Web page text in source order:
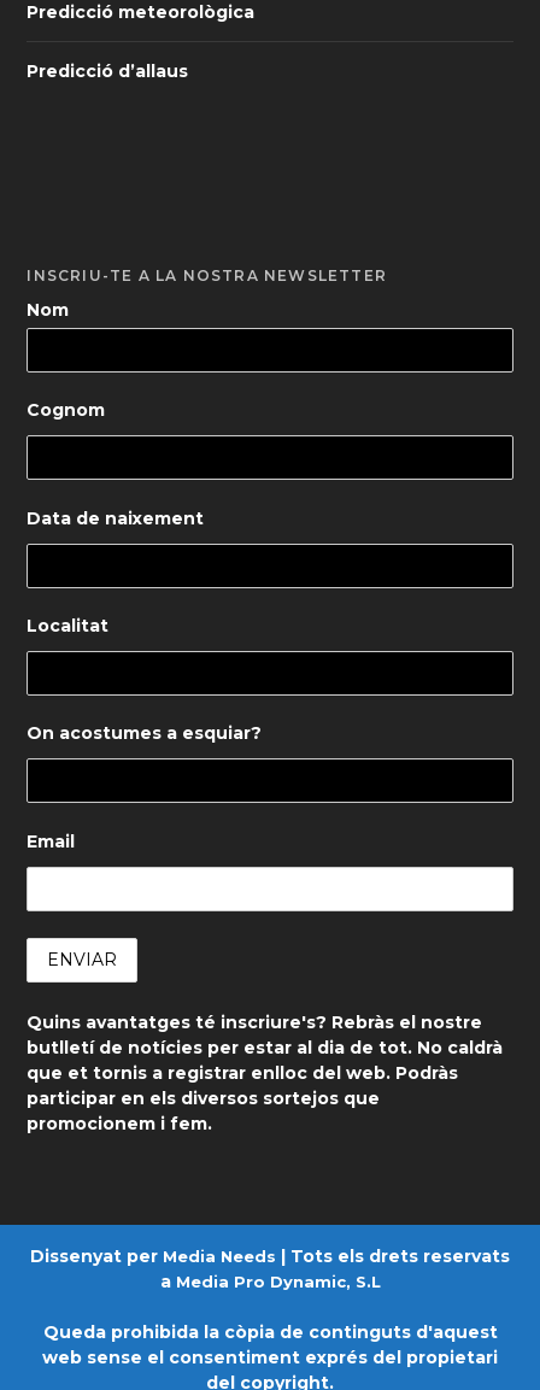
Predicció meteorològica
Predicció d’allaus
INSCRIU-TE A LA NOSTRA NEWSLETTER
Nom
Cognom
Data de naixement
Localitat
On acostumes a esquiar?
Email
Quins avantatges té inscriure's? Rebràs el nostre
butlletí de notícies per estar al dia de tot. No caldrà
que et tornis a registrar enlloc del web. Podràs
participar en els diversos sortejos que
promocionem i fem.
Dissenyat per Media Needs | Tots els drets reservats
a Media Pro Dynamic, S.L
Queda prohibida la còpia de continguts d'aquest
web sense el consentiment exprés del propietari
del copyright.